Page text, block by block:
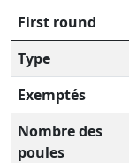
First round
Type
Exemptés
Nombre des
poules